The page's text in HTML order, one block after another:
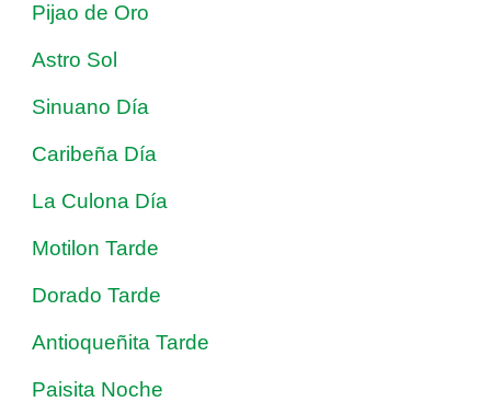
Pijao de Oro
Astro Sol
Sinuano Día
Caribeña Día
La Culona Día
Motilon Tarde
Dorado Tarde
Antioqueñita Tarde
Paisita Noche